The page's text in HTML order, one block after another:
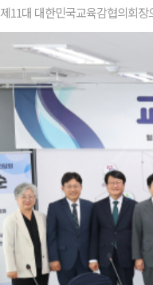
제11대 대한민국교육감협의회